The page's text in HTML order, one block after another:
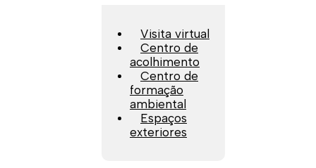
Visita virtual
Centro de
acolhimento
Centro de
formação
ambiental
Espaços
exteriores